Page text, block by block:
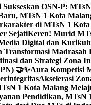
Sukseskan OSN-P:
MTsN 1 Kota
di MTsN 1
SejatiKeren! Murid
Digital dan
Madrasah
dan Strategi Zona
🤝✨Aura Kompetisi
Akselerasi
1 Kota Malang
Pendidikan, MTsN